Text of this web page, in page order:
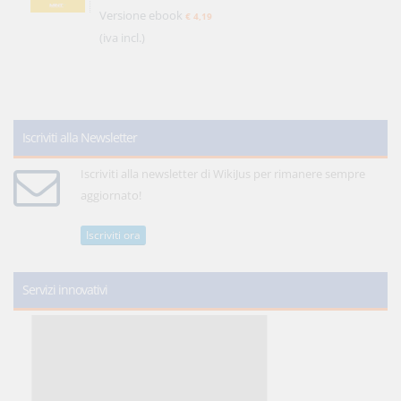
Versione ebook € 4,19
(iva incl.)
Iscriviti alla Newsletter
Iscriviti alla newsletter di WikiJus per rimanere sempre
aggiornato!
Iscriviti ora
Servizi innovativi